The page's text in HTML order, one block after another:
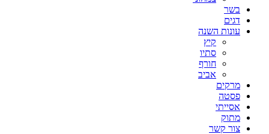
בשר
דגים
עונות השנה
קיץ
סתיו
חורף
אביב
מרקים
פסטה
אסייתי
מתוק
צור קשר